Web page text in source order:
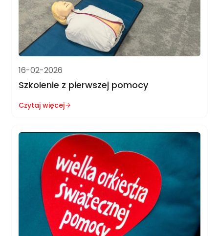
16-02-2026
Szkolenie z pierwszej pomocy
Czytaj więcej